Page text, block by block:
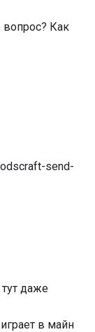
вопрос? Как
send-
даже
в майн